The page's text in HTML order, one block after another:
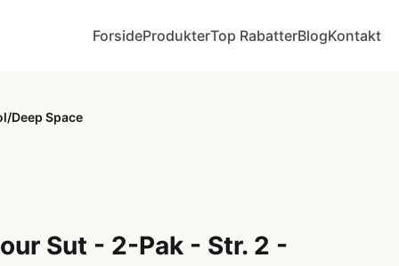
ForsideProdukterTop RabatterBlogKontakt
Deep Space
Sut - 2-Pak - Str. 2 -